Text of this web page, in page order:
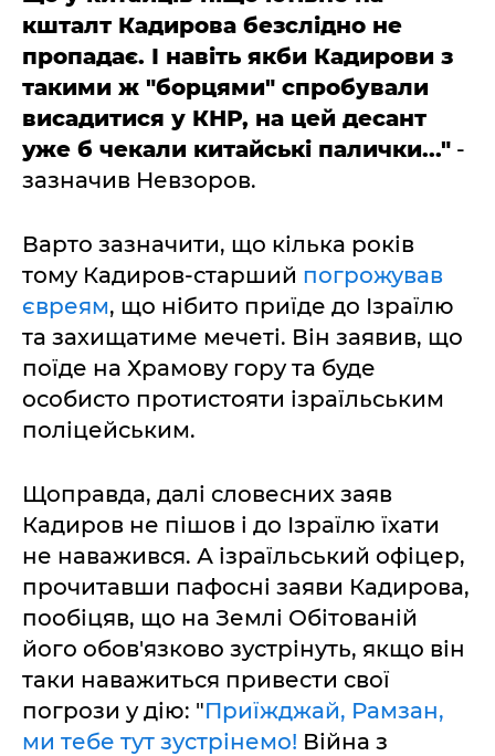
кшталт Кадирова безслідно не
пропадає. І навіть якби Кадирови з
такими ж "борцями" спробували
висадитися у КНР, на цей десант
уже б чекали китайські палички..." -
зазначив Невзоров.
Варто зазначити, що кілька років
тому Кадиров-старший погрожував
євреям, що нібито приїде до Ізраїлю
та захищатиме мечеті. Він заявив, що
поїде на Храмову гору та буде
особисто протистояти ізраїльським
поліцейським.
Щоправда, далі словесних заяв
Кадиров не пішов і до Ізраїлю їхати
не наважився. А ізраїльський офіцер,
прочитавши пафосні заяви Кадирова,
пообіцяв, що на Землі Обітованій
його обов'язково зустрінуть, якщо він
таки наважиться привести свої
погрози у дію: "Приїжджай, Рамзан,
ми тебе тут зустрінемо! Війна з